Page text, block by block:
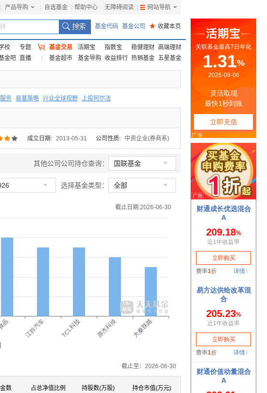
产品导购 自选基金 帮助中心 无障碍阅读 网站导航
基金代码 基金公司 ★ 收藏本页
校
专题
金吧 直播
基金交易 活期宝 指数宝 稳健理财 高端理财
基金超市
基金导购 收益排行 热销基金 五星基金
务 易基策略 兴业全球视野 上投阿尔法
 成立日期: 2013-05-31 公司性质: 中资企业(券商系)
其他公司公司持仓查询： 国联基金 
全部 
选择基金类型：

江铃汽车 TCL科技 源杰科技 大秦铁路
截止日期:2026-06-30
截止至：2026-06-30
数 占总净值比例 持股数(万股) 持仓市值(万元)